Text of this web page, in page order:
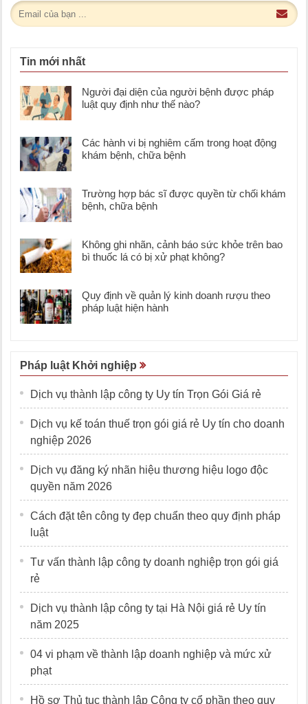
Tin mới nhất
Người đại diện của người bệnh được pháp
luật quy định như thế nào?
Các hành vi bị nghiêm cấm trong hoạt động
khám bệnh, chữa bệnh
Trường hợp bác sĩ được quyền từ chối khám
bệnh, chữa bệnh
Không ghi nhãn, cảnh báo sức khỏe trên bao
bì thuốc lá có bị xử phạt không?
Quy định về quản lý kinh doanh rượu theo
pháp luật hiện hành
Pháp luật Khởi nghiệp
Dịch vụ thành lập công ty Uy tín Trọn Gói Giá rẻ
Dịch vụ kế toán thuế trọn gói giá rẻ Uy tín cho doanh
nghiệp 2026
Dịch vụ đăng ký nhãn hiệu thương hiệu logo độc
quyền năm 2026
Cách đặt tên công ty đẹp chuẩn theo quy định pháp
luật
Tư vấn thành lập công ty doanh nghiệp trọn gói giá
rẻ
Dịch vụ thành lập công ty tại Hà Nội giá rẻ Uy tín
năm 2025
04 vi phạm về thành lập doanh nghiệp và mức xử
phạt
Hồ sơ Thủ tục thành lập Công ty cổ phần theo quy